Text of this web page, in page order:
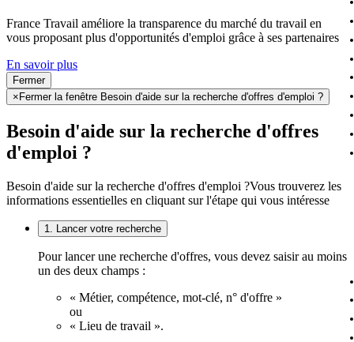
France Travail améliore la transparence du marché du travail en
vous proposant plus d'opportunités d'emploi grâce à ses partenaires
En savoir plus
Fermer
× Fermer la fenêtre Besoin d'aide sur la recherche d'offres d'emploi ?
Besoin d'aide sur la recherche d'offres
d'emploi ?
Besoin d'aide sur la recherche d'offres d'emploi ?Vous trouverez les
informations essentielles en cliquant sur l'étape qui vous intéresse
1. Lancer votre recherche
Pour lancer une recherche d'offres, vous devez saisir au moins
un des deux champs :
« Métier, compétence, mot-clé, n° d'offre »
ou
« Lieu de travail ».